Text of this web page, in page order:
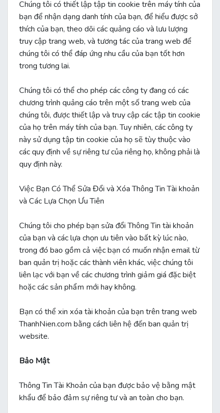
Chúng tôi có thiết lập tập tin cookie trên máy tính của
bạn để nhận dạng danh tính của bạn, để hiểu được sở
thích của bạn, theo dõi các quảng cáo và lưu lượng
truy cập trang web, và tương tác của trang web để
chúng tôi có thể đáp ứng nhu cầu của bạn tốt hơn
trong tương lai.
Chúng tôi có thể cho phép các công ty đang có các
chương trình quảng cáo trên một số trang web của
chúng tôi, được thiết lập và truy cập các tập tin cookie
của họ trên máy tính của bạn. Tuy nhiên, các công ty
này sử dụng tập tin cookie của họ sẽ tùy thuộc vào
các quy định về sự riêng tư của riêng họ, không phải là
quy định này.
Việc Bạn Có Thể Sửa Đổi và Xóa Thông Tin Tài khoản
và Các Lựa Chọn Ưu Tiên
Chúng tôi cho phép bạn sửa đổi Thông Tin tài khoản
của bạn và các lựa chọn ưu tiên vào bất kỳ lúc nào,
trong đó bao gồm cả việc bạn có muốn nhận email từ
ban quản trị hoặc các thành viên khác, việc chúng tôi
liên lạc với bạn về các chương trình giảm giá đặc biệt
hoặc các sản phẩm mới hay không.
Bạn có thể xin xóa tài khoản của bạn trên trang web
ThanhNien.com bằng cách liên hệ đến ban quản trị
website.
Bảo Mật
Thông Tin Tài Khoản của bạn được bảo vệ bằng mật
khẩu để bảo đảm sự riêng tư và an toàn cho bạn.